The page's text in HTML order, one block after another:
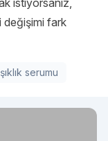
istiyorsanız,
değişimi fark
serumu